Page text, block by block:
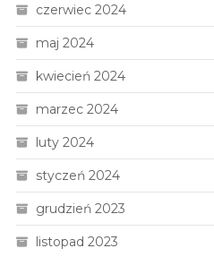
czerwiec 2024
maj 2024
kwiecień 2024
marzec 2024
luty 2024
styczeń 2024
grudzień 2023
listopad 2023